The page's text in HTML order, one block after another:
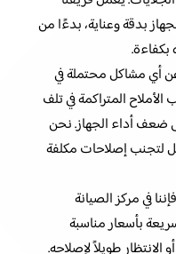
بدقة وعناية، بدءًا من
أي مشاكل محتملة في
المتراكمة في تلف
ضعف أداء الجهاز. نحن
لتجنب إصلاحات مكلفة
في مركز الصيانة
بأسعار مناسبة